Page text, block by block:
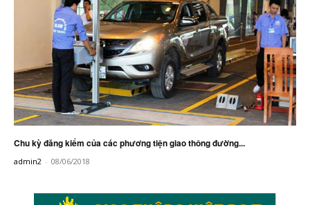
Chu kỳ đăng kiểm của các phương tiện giao thông đường...
admin2 - 08/06/2018